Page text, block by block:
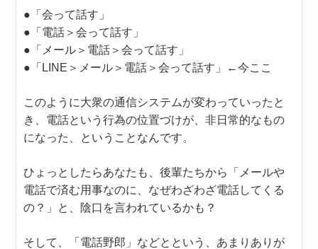
●「会って話す」
●「電話＞会って話す」
●「メール＞電話＞会って話す」
●「LINE＞メール＞電話＞会って話す」←今ここ
このように大衆の通信システムが変わっていったと
き、電話という行為の位置づけが、非日常的なもの
になった、ということなんです。
ひょっとしたらあなたも、後輩たちから「メールや
電話で済む用事なのに、なぜわざわざ電話してくる
の？」と、陰口を言われているかも？
そして、「電話野郎」などとという、あまりありが